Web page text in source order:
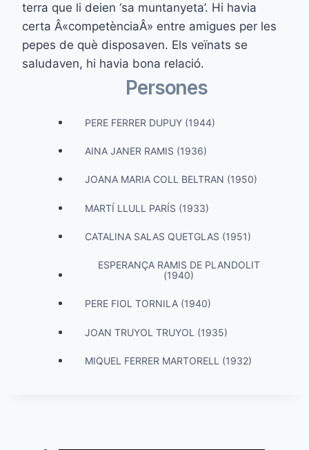
terra que li deien ‘sa muntanyeta’. Hi havia
certa Â«competènciaÂ» entre amigues per les
pepes de què disposaven. Els veïnats se
saludaven, hi havia bona relació.
Persones
PERE FERRER DUPUY (1944)
AINA JANER RAMIS (1936)
JOANA MARIA COLL BELTRAN (1950)
MARTÍ LLULL PARÍS (1933)
CATALINA SALAS QUETGLAS (1951)
ESPERANÇA RAMIS DE PLANDOLIT
(1940)
PERE FIOL TORNILA (1940)
JOAN TRUYOL TRUYOL (1935)
MIQUEL FERRER MARTORELL (1932)